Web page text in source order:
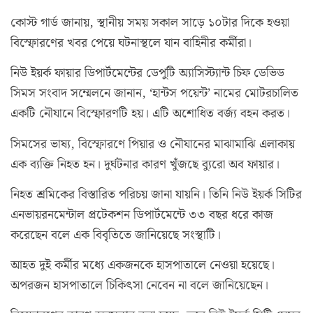
কোস্ট গার্ড জানায়, স্থানীয় সময় সকাল সাড়ে ১০টার দিকে হওয়া
বিস্ফোরণের খবর পেয়ে ঘটনাস্থলে যান বাহিনীর কর্মীরা।
নিউ ইয়র্ক ফায়ার ডিপার্টমেন্টের ডেপুটি অ্যাসিস্ট্যান্ট চিফ ডেভিড
সিমস সংবাদ সম্মেলনে জানান, ‘হান্টস পয়েন্ট’ নামের মোটরচালিত
একটি নৌযানে বিস্ফোরণটি হয়। এটি অশোধিত বর্জ্য বহন করত।
সিমসের ভাষ্য, বিস্ফোরণে পিয়ার ও নৌযানের মাঝামাঝি এলাকায়
এক ব্যক্তি নিহত হন। দুর্ঘটনার কারণ খুঁজছে ব্যুরো অব ফায়ার।
নিহত শ্রমিকের বিস্তারিত পরিচয় জানা যায়নি। তিনি নিউ ইয়র্ক সিটির
এনভায়রনমেন্টাল প্রটেকশন ডিপার্টমেন্টে ৩৩ বছর ধরে কাজ
করেছেন বলে এক বিবৃতিতে জানিয়েছে সংস্থাটি।
আহত দুই কর্মীর মধ্যে একজনকে হাসপাতালে নেওয়া হয়েছে।
অপরজন হাসপাতালে চিকিৎসা নেবেন না বলে জানিয়েছেন।